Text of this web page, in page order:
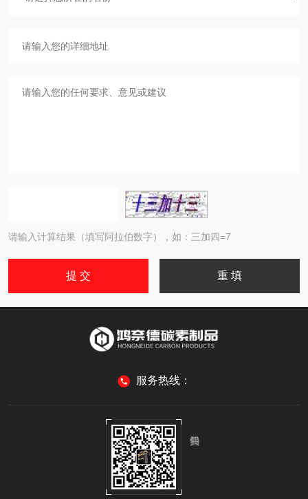
请输入计算结果（填写阿拉伯数字），如：三加四=7
服务热线：